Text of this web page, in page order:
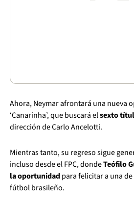
Ahora, Neymar afrontará una nueva
‘Canarinha’, que buscará elsexto
dirección de Carlo Ancelotti.
Mientras tanto, su regreso sigue
incluso desde el FPC, dondeTeófilo
la oportunidadpara felicitar a una
fútbol brasileño.